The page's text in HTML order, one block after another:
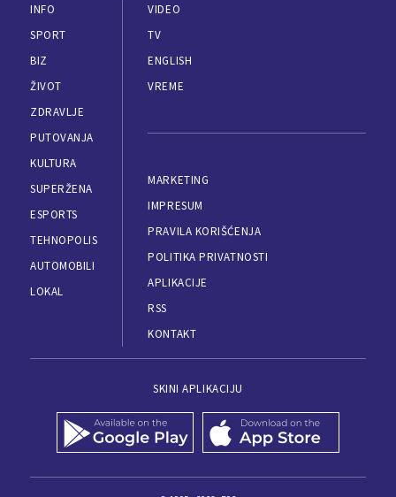
INFO
SPORT
BIZ
ŽIVOT
ZDRAVLJE
PUTOVANJA
KULTURA
SUPERŽENA
ESPORTS
TEHNOPOLIS
AUTOMOBILI
LOKAL
VIDEO
TV
ENGLISH
VREME
MARKETING
IMPRESUM
PRAVILA KORIŠĆENJA
POLITIKA PRIVATNOSTI
APLIKACIJE
RSS
KONTAKT
SKINI APLIKACIJU